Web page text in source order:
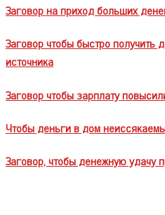
Заговор на приход больших
Заговор чтобы быстро получить
источника
Заговор чтобы зарплату
Чтобы деньги в дом
Заговор, чтобы денежную удачу